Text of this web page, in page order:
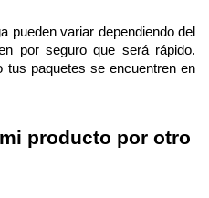
pueden variar dependiendo del
por seguro que será rápido.
tus paquetes se encuentren en
producto por otro